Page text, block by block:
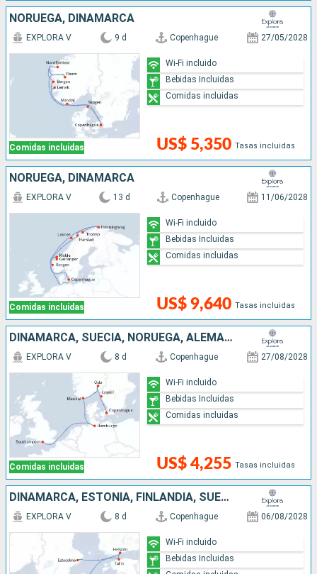
NORUEGA, DINAMARCA
Comidas incluidas
EXPLORA V 9 d Copenhague 27/05/2028
US$ 5,350 Tasas incluidas
Wi-Fi incluido
Bebidas Incluidas
Comidas incluidas
NORUEGA, DINAMARCA
Comidas incluidas
EXPLORA V 13 d Copenhague 11/06/2028
US$ 9,640 Tasas incluidas
Wi-Fi incluido
Bebidas Incluidas
Comidas incluidas
DINAMARCA, SUECIA, NORUEGA, ALEMANIA, REINO UNIDO
Comidas incluidas
EXPLORA V 8 d Copenhague 27/08/2028
US$ 4,255 Tasas incluidas
Wi-Fi incluido
Bebidas Incluidas
Comidas incluidas
DINAMARCA, ESTONIA, FINLANDIA, SUECIA
EXPLORA V 8 d Copenhague 06/08/2028
Wi-Fi incluido
Bebidas Incluidas